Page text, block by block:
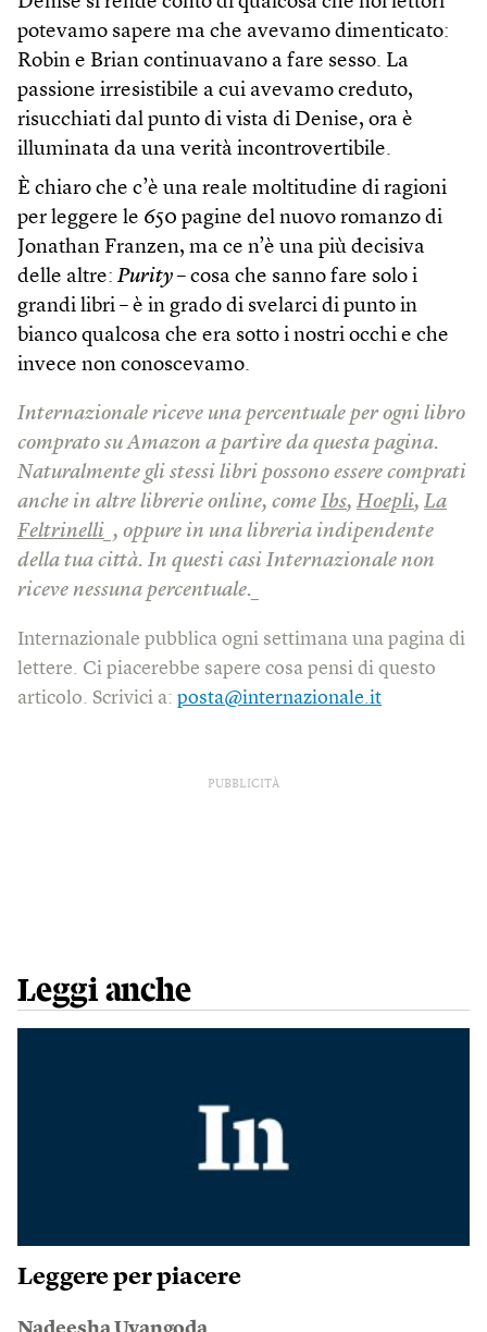
potevamo sapere ma che avevamo dimenticato:
Robin e Brian continuavano a fare sesso. La
passione irresistibile a cui avevamo creduto,
risucchiati dal punto di vista di Denise, ora è
illuminata da una verità incontrovertibile.
È chiaro che c’è una reale moltitudine di ragioni
per leggere le 650 pagine del nuovo romanzo di
Jonathan Franzen, ma ce n’è una più decisiva
delle altre: Purity – cosa che sanno fare solo i
grandi libri – è in grado di svelarci di punto in
bianco qualcosa che era sotto i nostri occhi e che
invece non conoscevamo.
Internazionale riceve una percentuale per ogni libro
comprato su Amazon a partire da questa pagina.
Naturalmente gli stessi libri possono essere comprati
anche in altre librerie online, come Ibs, Hoepli, La
Feltrinelli _, oppure in una libreria indipendente
della tua città. In questi casi Internazionale non
riceve nessuna percentuale._
Internazionale pubblica ogni settimana una pagina di
lettere. Ci piacerebbe sapere cosa pensi di questo
articolo. Scrivici a: posta@internazionale.it
PUBBLICITÀ
Leggi anche
Leggere per piacere